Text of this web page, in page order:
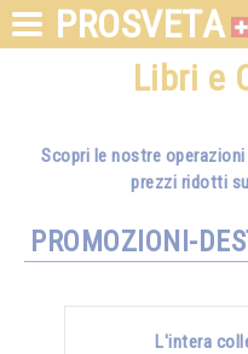
PROSVETA
Libri e
Scopri le nostre
prezzi ridotti
PROMOZIONI-
L'intera